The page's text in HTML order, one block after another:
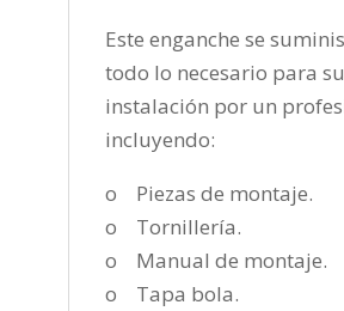
Este enganche se
todo lo necesario para su
instalación por un
incluyendo:
o Piezas de montaje.
o Tornillería.
o Manual de montaje.
o Tapa bola.